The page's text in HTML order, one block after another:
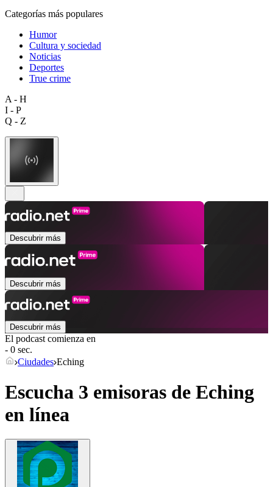
Categorías más populares
Humor
Cultura y sociedad
Noticias
Deportes
True crime
A - H
I - P
Q - Z
Descubrir más
Descubrir más
Descubrir más
El podcast comienza en
- 0 sec.
Ciudades Eching
Escucha 3 emisoras de Eching
en línea